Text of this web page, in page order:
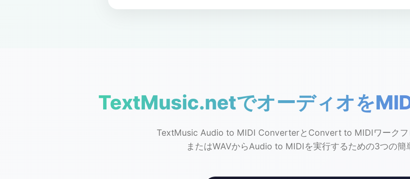
TextMusic.netでオーディオを
TextMusic Audio to MIDI ConverterとConvert to MIDIワークフ
またはWAVからAudio to MIDIを実行するための3つの簡